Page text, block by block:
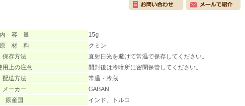
内 容 量
15g
原 材 料
クミン
保存方法
直射日光を避けて常温で保存してください。
用上の注意
開封後は冷暗所に密閉保管してください。
配送方法
常温・冷蔵
メーカー
GABAN
原産国
インド、トルコ